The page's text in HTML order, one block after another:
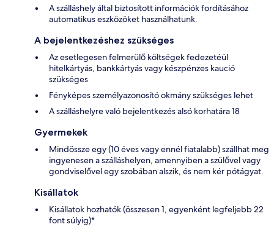
A szálláshely által biztosított információk fordításához
automatikus eszközöket használhatunk.
A bejelentkezéshez szükséges
Az esetlegesen felmerülő költségek fedezetéül
hitelkártyás, bankkártyás vagy készpénzes kaució
szükséges
Fényképes személyazonosító okmány szükséges lehet
A szálláshelyre való bejelentkezés alsó korhatára 18
Gyermekek
Mindössze egy (10 éves vagy ennél fiatalabb) szállhat meg
ingyenesen a szálláshelyen, amennyiben a szülővel vagy
gondviselővel egy szobában alszik, és nem kér pótágyat.
Kisállatok
Kisállatok hozhatók (összesen 1, egyenként legfeljebb 22
font súlyig)*